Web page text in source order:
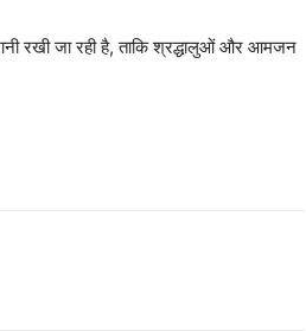
रखी जा रही है, ताकि श्रद्धालुओं और आमजन